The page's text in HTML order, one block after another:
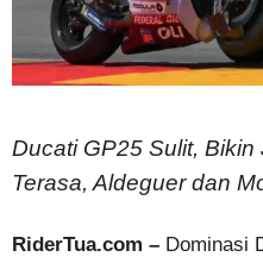
Ducati GP25 Sulit,
Terasa, Aldeguer dan
RiderTua.com – Dominasi